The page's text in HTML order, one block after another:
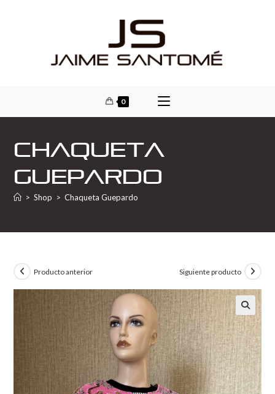
0
Chaqueta
Guepardo
> Shop > Chaqueta Guepardo
Producto anterior Siguiente producto